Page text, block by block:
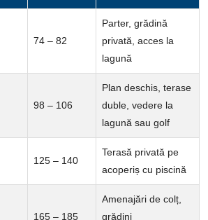
74 – 82
Parter, grădină
privată, acces la
lagună
98 – 106
Plan deschis, terase
duble, vedere la
lagună sau golf
125 – 140
Terasă privată pe
acoperiș cu piscină
165 – 185
Amenajări de colț,
grădini